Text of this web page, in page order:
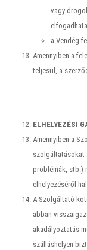
vagy
a Vendég
Amennyiben a
teljesül, a
ELHELYEZÉSI
Amennyiben a
szolgáltatásokat
problémák, stb.)
elhelyezéséről
A Szolgáltató
abban
akadályoztatás
szálláshelyen